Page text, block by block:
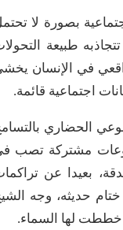
بصورة لا
طبيعة
في الإنسان
اجتماعية قائمة.
الحضاري
مشتركة تصب
بعيدا عن
ختام حديثه، وجه
خططت لها السماء.